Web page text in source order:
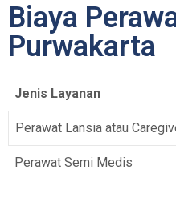
Biaya
Purwakarta
Jenis Layanan
Perawat Lansia atau
Perawat Semi Medis